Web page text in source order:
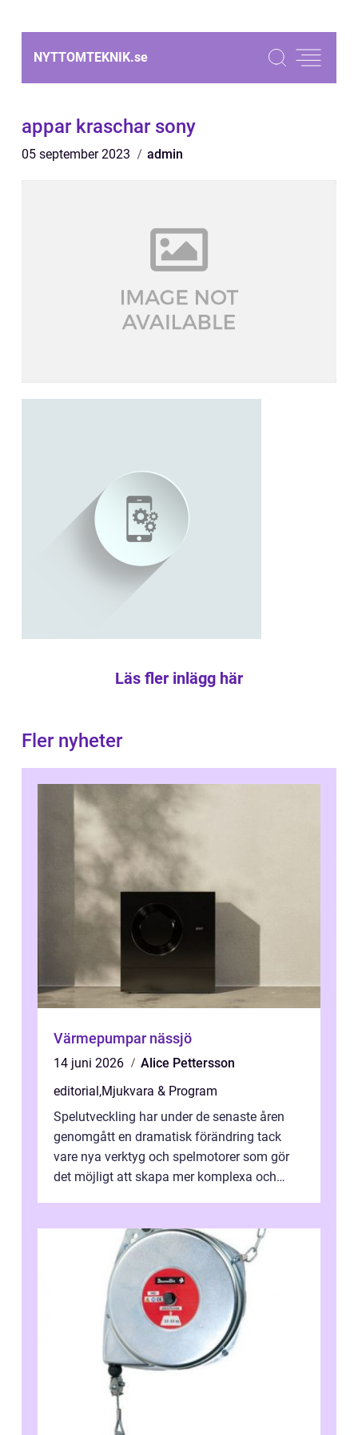
NYTTOMTEKNIK.se
appar kraschar sony
05 september 2023 admin
Läs fler inlägg här
Fler nyheter
Värmepumpar nässjö
14 juni 2026
Alice Pettersson
editorial,Mjukvara & Program
Spelutveckling har under de senaste åren
genomgått en dramatisk förändring tack
vare nya verktyg och spelmotorer som gör
det möjligt att skapa mer komplexa och